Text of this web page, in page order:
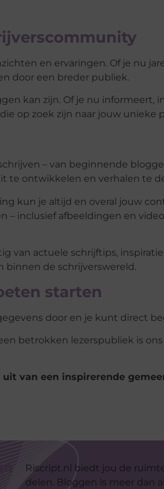
en ervaringen. Of je nu
door een breder publiek.
kan zijn. Of je nu informeert,
op zoek zijn naar jouw unieke
– van beginnende
te ontwikkelen en verhalen te
kun je altijd en overal jouw
inclusief afbeeldingen en
van actuele schrijftips,
de schrijverswereld.
starten
door en je kunt direct
betrokken lezerspubliek is
van een inspirerende
Riscript.nl biedt jou de
delen. Bloggen is meer dan